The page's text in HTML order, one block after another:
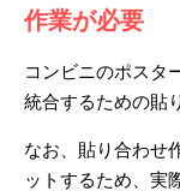
作業が必要
コンビニのポスタ
統合するための貼
なお、貼り合わせ
ットするため、実